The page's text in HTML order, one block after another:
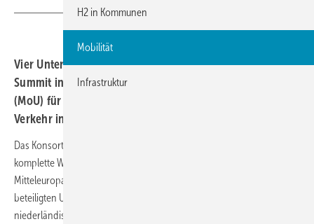
Vier Unternehmen haben während des Global Hydrogen
Summit in Rotterdam ein Memorandum of Understanding
(MoU) für einen Wasserstoff-Korridor für den Lkw-
Verkehr in Europa unterzeichnet.
Das Konsortium „See Hydrogen Mobility“ will bis eine 2031 eine
komplette Wasserstoff-Infrastruktur aufbauen, die sich über Ost- und
Mitteleuropa, die Türkei und Teile Westeuropas erstreckt. Die
beteiligten Unternehmen sind See Hydrogen aus Bulgarien sowie die
niederländischen Firmen Resato Hydrogen Technology, HyGear und
H2 in Kommunen
Mobilität
Infrastruktur